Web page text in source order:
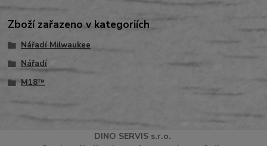
Zboží zařazeno v kategoriích
Nářadí Milwaukee
Nářadí
M18™
DINO SERVISs.r.o.